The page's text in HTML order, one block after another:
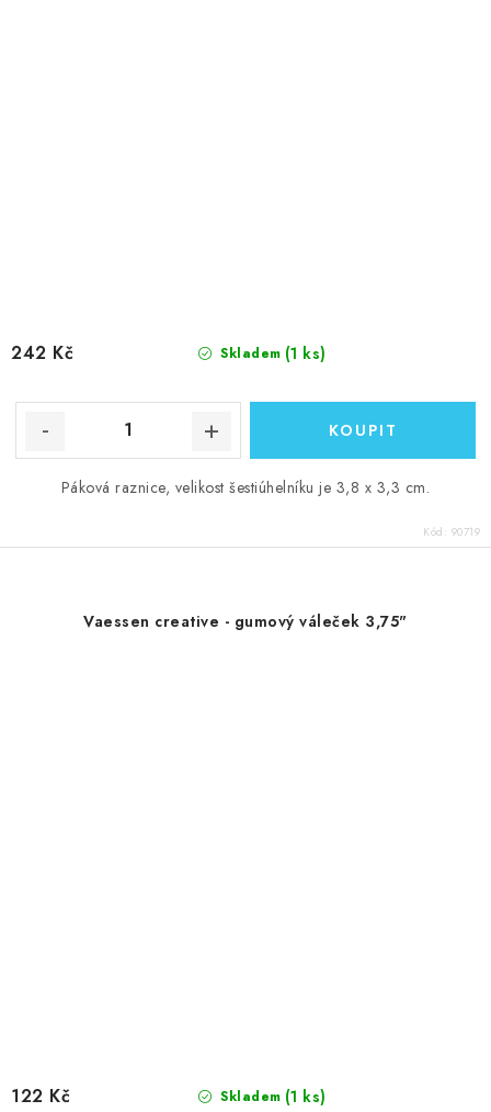
Skladem (1 ks)
242 Kč
Páková raznice, velikost šestiúhelníku je 3,8 x 3,3 cm.
Kód: 90719
Vaessen creative - gumový váleček 3,75"
Skladem (1 ks)
122 Kč